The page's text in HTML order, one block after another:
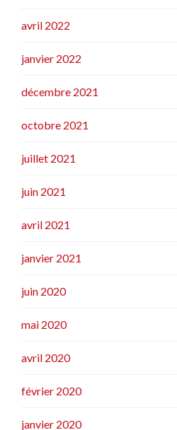
avril 2022
janvier 2022
décembre 2021
octobre 2021
juillet 2021
juin 2021
avril 2021
janvier 2021
juin 2020
mai 2020
avril 2020
février 2020
janvier 2020